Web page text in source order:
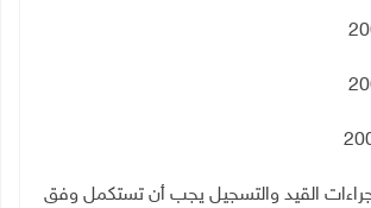
القيد والتسجيل يجب أن تستكمل وفق